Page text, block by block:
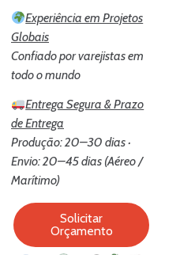
Experiência em Projetos
Globais
Confiado por varejistas em
todo o mundo
Entrega Segura & Prazo
de Entrega
Produção: 20–30 dias ·
Envio: 20–45 dias (Aéreo /
Marítimo)
Solicitar
Orçamento